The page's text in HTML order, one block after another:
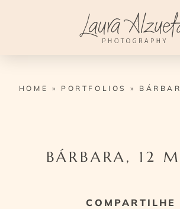
HOME » PORTFOLIOS »
BÁRBARA, 12